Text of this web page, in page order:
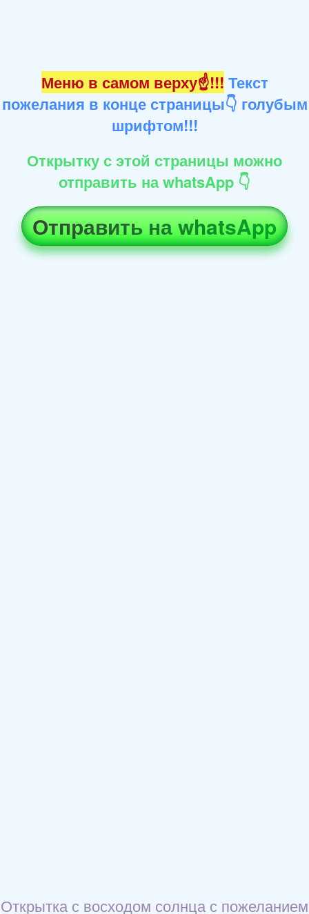
Меню в самом верху☝!!! Текст
пожелания в конце страницы👇 голубым
шрифтом!!!
Открытку с этой страницы можно
отправить на whatsApp 👇
Отправить на whatsApp
Открытка с восходом солнца с пожеланием